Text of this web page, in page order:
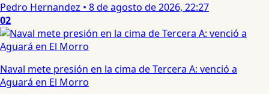
Pedro Hernandez • 8 de agosto de 2026, 22:27
02
Naval mete presión en la cima de Tercera A: venció a
Aguará en El Morro